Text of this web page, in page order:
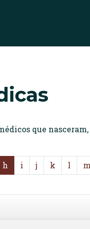
que
h i j k l m